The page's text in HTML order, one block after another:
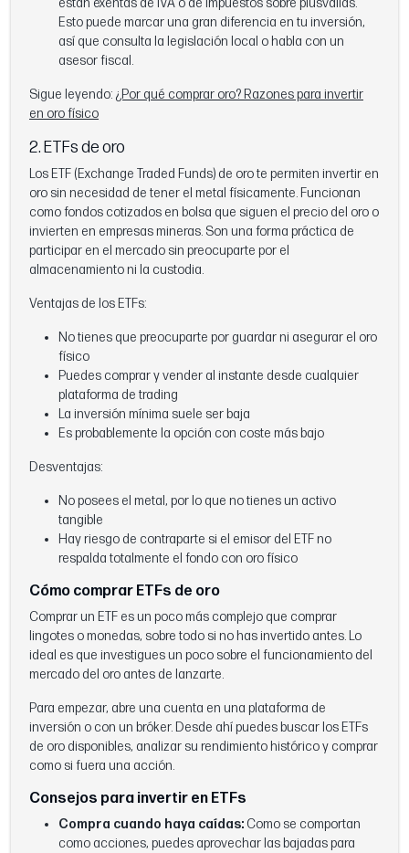
Esto puede marcar una gran diferencia en tu inversión,
así que consulta la legislación local o habla con un
asesor fiscal.
Sigue leyendo: ¿Por qué comprar oro? Razones para invertir
en oro físico
2. ETFs de oro
Los ETF (Exchange Traded Funds) de oro te permiten invertir en
oro sin necesidad de tener el metal físicamente. Funcionan
como fondos cotizados en bolsa que siguen el precio del oro o
invierten en empresas mineras. Son una forma práctica de
participar en el mercado sin preocuparte por el
almacenamiento ni la custodia.
Ventajas de los ETFs:
No tienes que preocuparte por guardar ni asegurar el oro
físico
Puedes comprar y vender al instante desde cualquier
plataforma de trading
La inversión mínima suele ser baja
Es probablemente la opción con coste más bajo
Desventajas:
No posees el metal, por lo que no tienes un activo
tangible
Hay riesgo de contraparte si el emisor del ETF no
respalda totalmente el fondo con oro físico
Cómo comprar ETFs de oro
Comprar un ETF es un poco más complejo que comprar
lingotes o monedas, sobre todo si no has invertido antes. Lo
ideal es que investigues un poco sobre el funcionamiento del
mercado del oro antes de lanzarte.
Para empezar, abre una cuenta en una plataforma de
inversión o con un bróker. Desde ahí puedes buscar los ETFs
de oro disponibles, analizar su rendimiento histórico y comprar
como si fuera una acción.
Consejos para invertir en ETFs
Compra cuando haya caídas: Como se comportan
como acciones, puedes aprovechar las bajadas para